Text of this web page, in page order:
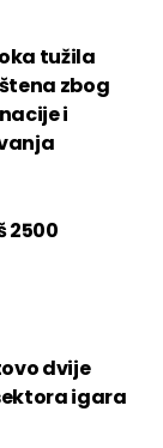
tužila
zbog
i
2500
dvije
igara